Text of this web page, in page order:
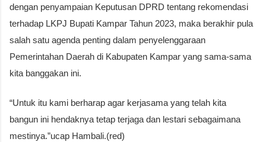
dengan penyampaian Keputusan DPRD tentang rekomendasi
terhadap LKPJ Bupati Kampar Tahun 2023, maka berakhir pula
salah satu agenda penting dalam penyelenggaraan
Pemerintahan Daerah di Kabupaten Kampar yang sama-sama
kita banggakan ini.
“Untuk itu kami berharap agar kerjasama yang telah kita
bangun ini hendaknya tetap terjaga dan lestari sebagaimana
mestinya.”ucap Hambali.(red)